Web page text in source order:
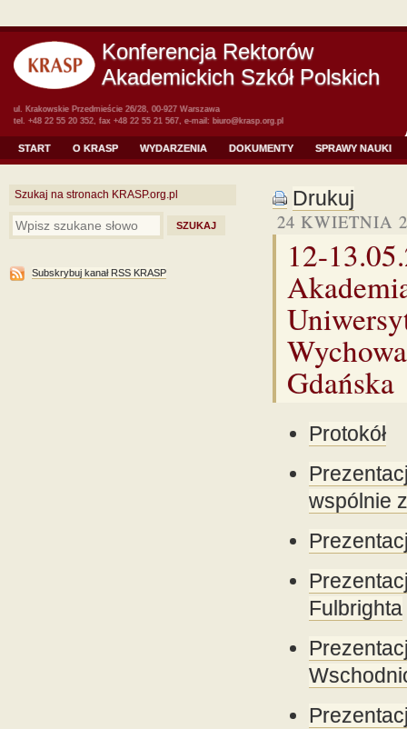
Konferencja Rektorów
Akademickich Szkół Polskich
ul. Krakowskie Przedmieście 26/28, 00-927 Warszawa
tel. +48 22 55 20 352, fax +48 22 55 21 567, e-mail: biuro@krasp.org.pl
START O KRASP WYDARZENIA DOKUMENTY SPRAWY NAUKI
Szukaj na stronach KRASP.org.pl
Subskrybuj kanał RSS KRASP
Drukuj
24 KWIETNIA
12-
Gdańska
Protokół
wspólnie
Fulbrighta